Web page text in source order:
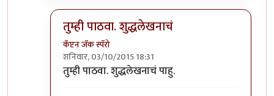
तुम्ही पाठवा. शुद्धलेखनाचं
कॅप्टन जॅक स्पॅरो
शनिवार, 03/10/2015 18:31
In reply toशंका आल्यी कारण माझे
तुम्ही पाठवा. शुद्धलेखनाचं पाहु.